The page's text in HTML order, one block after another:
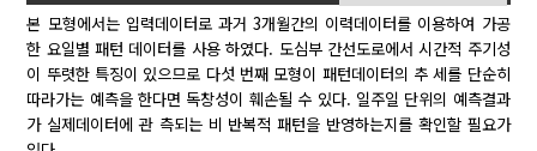
본 모형에서는 입력데이터로 과거 3개월간의 이력데이터를 이용하여 가공
한 요일별 패턴 데이터를 사용 하였다. 도심부 간선도로에서 시간적 주기성
이 뚜렷한 특징이 있으므로 다섯 번째 모형이 패턴데이터의 추 세를 단순히
따라가는 예측을 한다면 독창성이 훼손될 수 있다. 일주일 단위의 예측결과
가 실제데이터에 관 측되는 비 반복적 패턴을 반영하는지를 확인할 필요가